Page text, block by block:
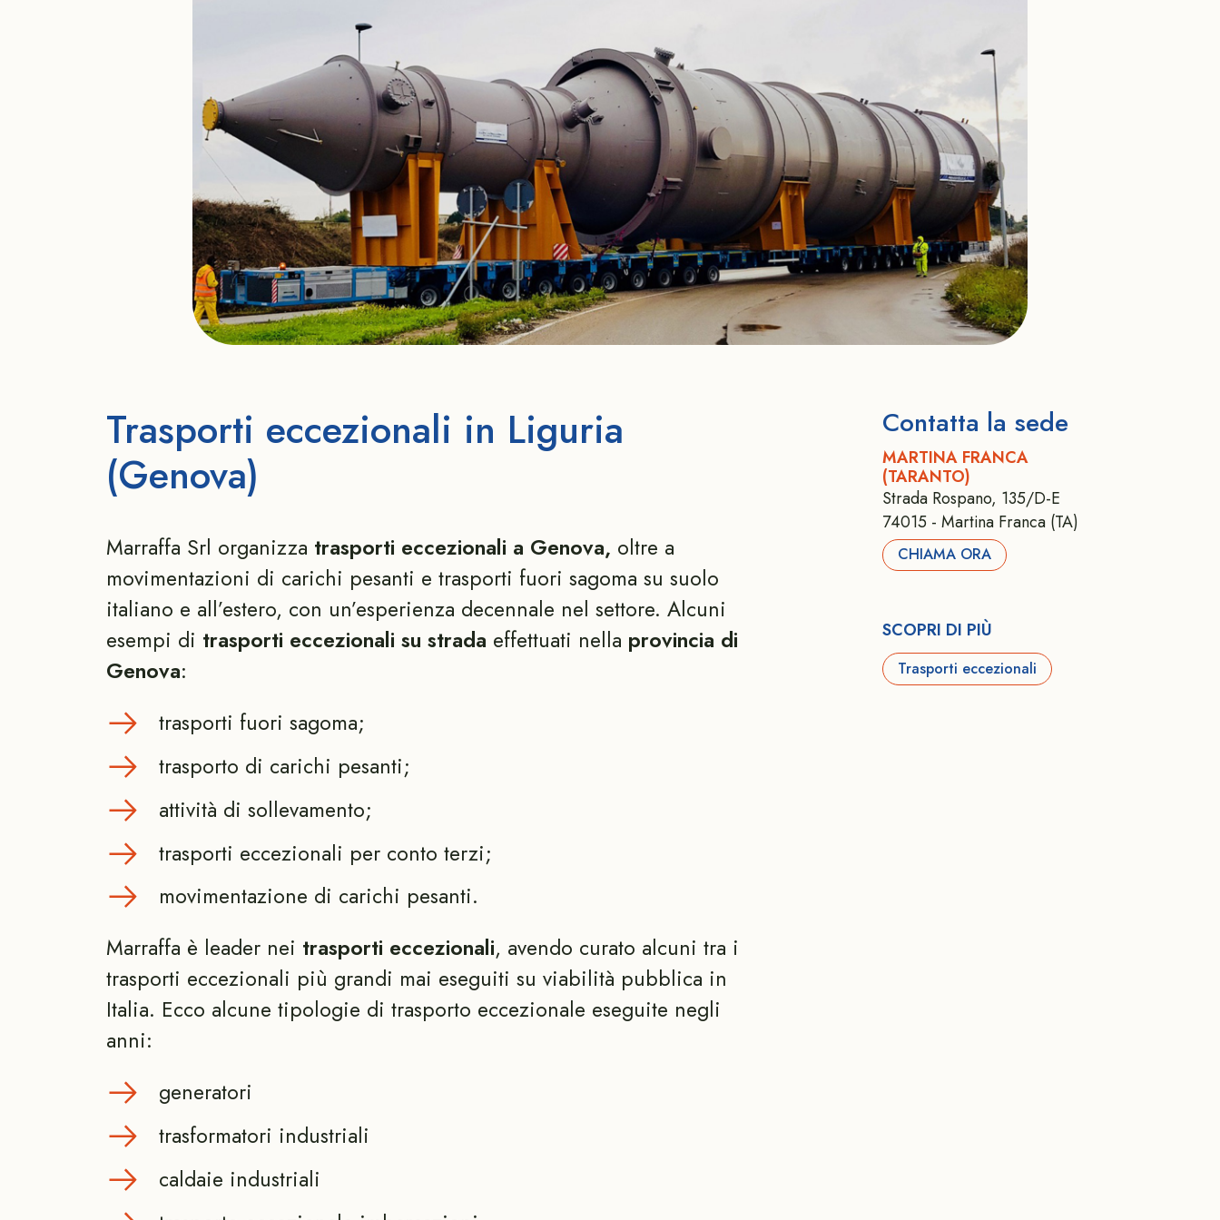
Trasporti eccezionali in Liguria
(Genova)
Marraffa Srl organizza trasporti eccezionali a Genova, oltre a
movimentazioni di carichi pesanti e trasporti fuori sagoma su suolo
italiano e all’estero, con un’esperienza decennale nel settore. Alcuni
esempi di trasporti eccezionali su strada effettuati nella provincia di
Genova:
trasporti fuori sagoma;
trasporto di carichi pesanti;
attività di sollevamento;
trasporti eccezionali per conto terzi;
movimentazione di carichi pesanti.
Marraffa è leader nei trasporti eccezionali, avendo curato alcuni tra i
trasporti eccezionali più grandi mai eseguiti su viabilità pubblica in
Italia. Ecco alcune tipologie di trasporto eccezionale eseguite negli
anni:
generatori
trasformatori industriali
caldaie industriali
Contatta la sede
MARTINA FRANCA
(TARANTO)
Strada Rospano, 135/D-E
74015 - Martina Franca (TA)
CHIAMA ORA
SCOPRI DI PIÙ
Trasporti eccezionali